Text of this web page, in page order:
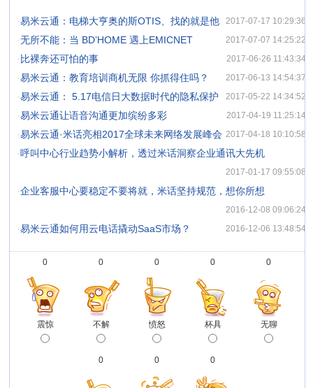
·易米云通：电梯大亨奥的斯OTIS、找的就是他 2017-07-17 10:29:36
·无所不能：当 BD’HOME 遇上EMICNET 2017-07-07 14:25:22
· 比裸奔还可怕的事 2017-06-26 11:43:34
·易米云通：教育培训商机无限 你抓得住吗？ 2017-06-13 14:54:37
·易米云通： 5.17电信日大数据时代的隐私保护 2017-05-22 14:34:52
·易米云通让语音沟通更加缤纷多彩 2017-04-19 11:25:14
·易米云通·米话亮相2017全球未来网络发展峰会 2017-04-18 10:10:58
·呼叫中心行业趋势小解析，透过米话洞察企业通讯大先机
2017-01-17 09:55:08
·企业客服中心要稳定不要将就，米话坚持规范，想你所想
2016-12-08 09:06:24
·易米云通如何用云电话撬动SaaS市场？ 2016-12-06 13:48:54
0
震惊
0
不解
0
愤怒
0
杯具
0
无聊
0 0 0